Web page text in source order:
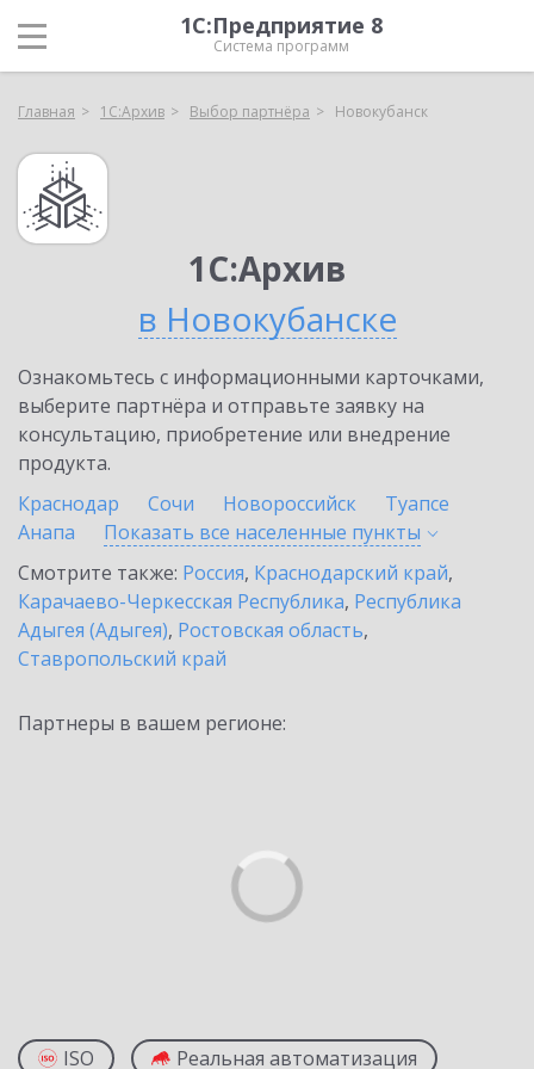
1С:Предприятие 8
Система программ
Главная 1С:Архив Выбор партнёра Новокубанск
1С:Архив
в Новокубанске
Ознакомьтесь с информационными карточками,
выберите партнёра и отправьте заявку на
консультацию, приобретение или внедрение
продукта.
Краснодар
Сочи Новороссийск
Туапсе
Анапа
Показать все населенные пункты
Смотрите также: Россия, Краснодарский край,
Карачаево-Черкесская Республика, Республика
Адыгея (Адыгея), Ростовская область,
Ставропольский край
Партнеры в вашем регионе:
ISO Реальная автоматизация